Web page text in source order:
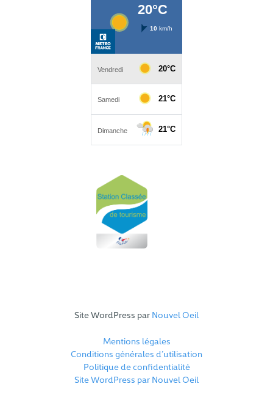
Site WordPress par Nouvel Oeil
Mentions légales
Conditions générales d’utilisation
Politique de confidentialité
Site WordPress par Nouvel Oeil